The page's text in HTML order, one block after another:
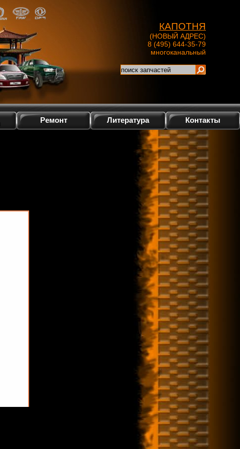
КАПОТНЯ
(НОВЫЙ АДРЕС)
8 (495) 644-35-79
многоканальный
Ремонт Литература Контакты